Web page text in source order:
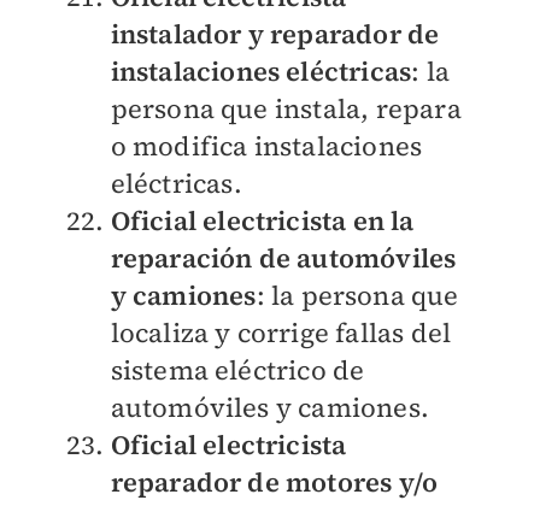
instalador y reparador de
instalaciones eléctricas: la
persona que instala, repara
o modifica instalaciones
eléctricas.
Oficial electricista en la
reparación de automóviles
y camiones: la persona que
localiza y corrige fallas del
sistema eléctrico de
automóviles y camiones.
Oficial electricista
reparador de motores y/o